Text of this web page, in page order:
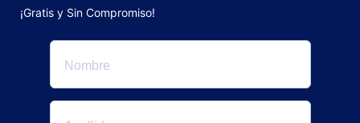
¡Gratis y Sin Compromiso!